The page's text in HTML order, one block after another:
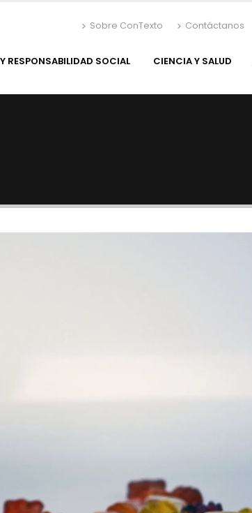
Sobre ConTexto Contáctanos
RESPONSABILIDAD SOCIAL CIENCIA Y SALUD